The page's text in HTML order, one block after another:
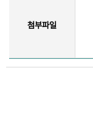
첨부파일